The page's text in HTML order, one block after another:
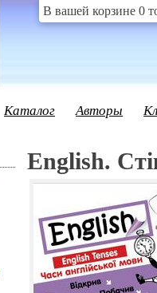
В вашей корзине 0
Каталог Авторы
English.